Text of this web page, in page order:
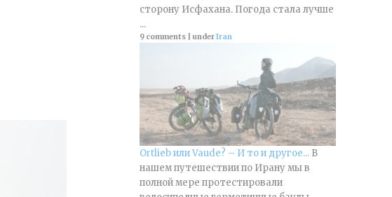
сторону Исфахана. Погода стала лучше
...
9 comments |underIran
Ortlieb или Vaude? – И то и другое... В
нашем путешествии по Ирану мы в
полной мере протестировали